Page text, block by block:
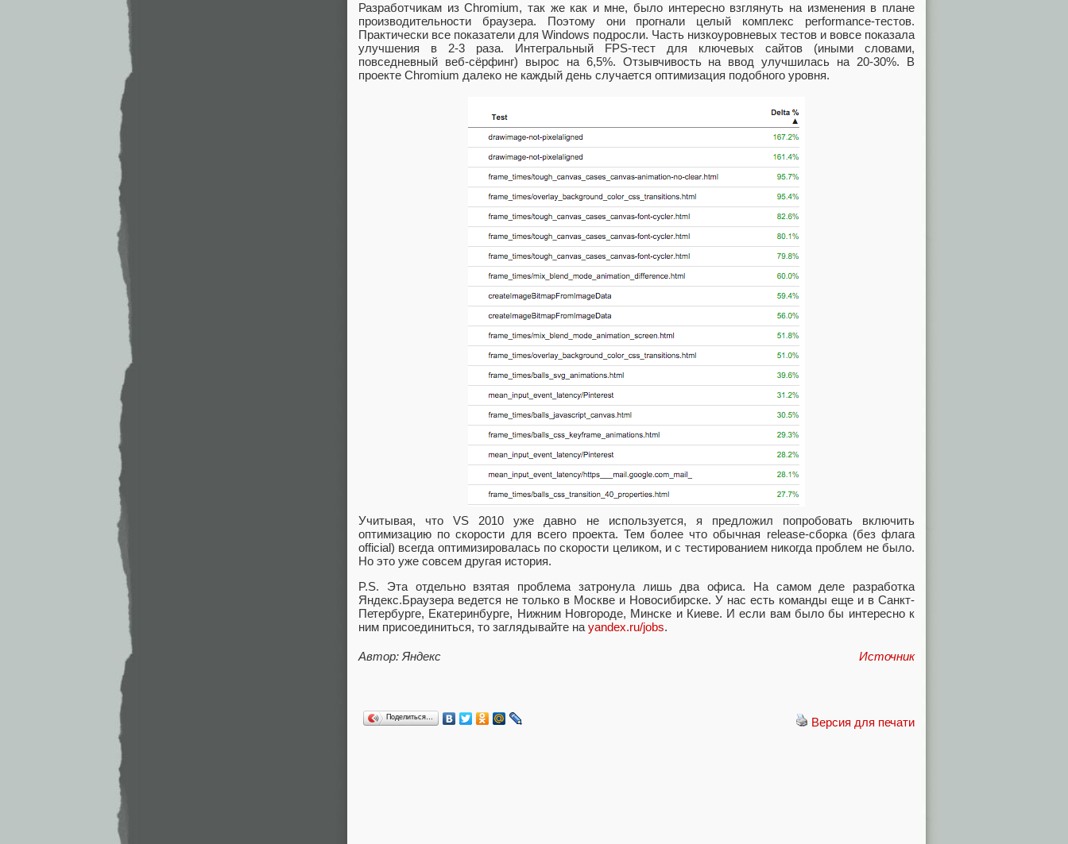
Разработчикам из Chromium, так же как и мне, было интересно взглянуть на изменения в плане
производительности браузера. Поэтому они прогнали целый комплекс performance-тестов.
Практически все показатели для Windows подросли. Часть низкоуровневых тестов и вовсе показала
улучшения в 2-3 раза. Интегральный FPS-тест для ключевых сайтов (иными словами,
повседневный веб-сёрфинг) вырос на 6,5%. Отзывчивость на ввод улучшилась на 20-30%. В
проекте Chromium далеко не каждый день случается оптимизация подобного уровня.
Учитывая, что VS 2010 уже давно не используется, я предложил попробовать включить
оптимизацию по скорости для всего проекта. Тем более что обычная release-сборка (без флага
official) всегда оптимизировалась по скорости целиком, и с тестированием никогда проблем не было.
Но это уже совсем другая история.
P.S. Эта отдельно взятая проблема затронула лишь два офиса. На самом деле разработка
Яндекс.Браузера ведется не только в Москве и Новосибирске. У нас есть команды еще и в Санкт-
Петербурге, Екатеринбурге, Нижним Новгороде, Минске и Киеве. И если вам было бы интересно к
ним присоединиться, то заглядывайте на yandex.ru/jobs.
Автор: Яндекс Источник
Версия для печати
Поделиться…